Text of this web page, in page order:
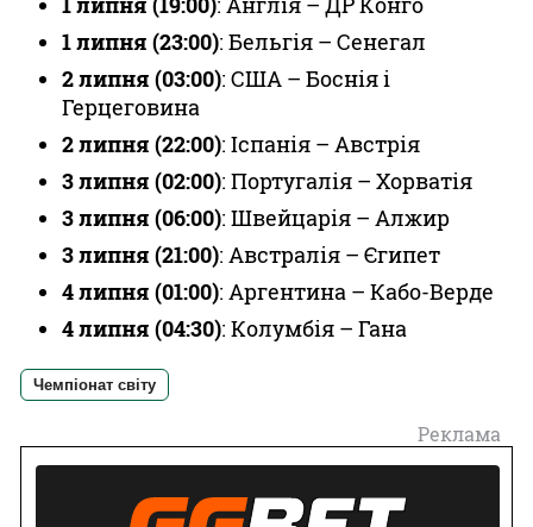
1 липня (23:00): Бельгія – Сенегал
2 липня (03:00): США – Боснія і
Герцеговина
2 липня (22:00): Іспанія – Австрія
3 липня (02:00): Португалія – Хорватія
3 липня (06:00): Швейцарія – Алжир
3 липня (21:00): Австралія – Єгипет
4 липня (01:00): Аргентина – Кабо-Верде
4 липня (04:30): Колумбія – Гана
Чемпіонат світу
Реклама